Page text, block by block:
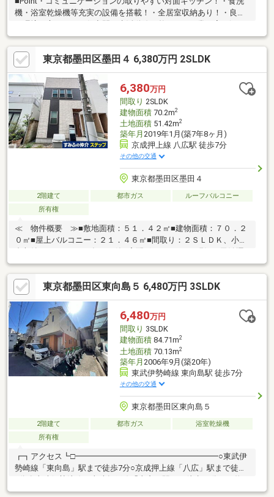
機・浴室乾燥機等充実の設備を搭載！・全居室収納あり！・良質
間取り。■Access東武亀戸線「東あずま」駅…徒歩5分総武線「亀
戸」駅…徒歩16分コンビニ・スーパー、保育園、公園が徒歩10分
圏内に揃っており、日常生活や子育てにも最適な環境です！現
地、周辺環境の確認等含めご見学は随時承っております。お気軽
にお問合せください！
東京都墨田区墨田４ 6,380万円 2SLDK
6,380万円
間取り 2SLDK
建物面積70.2m2
土地面積51.42m2
築年月 2019年1月(築7年8ヶ月)
京成押上線 八広駅 徒歩7分
その他の交通
東京都墨田区墨田４
2階建て 都市ガス
ルーフバルコニー
所有権
≪ 物件概要 ≫■敷地面積：５１．４２㎡■建物面積：７０．２
０㎡■屋上バルコニー：２１．４６㎡■間取り：２ＳＬＤＫ、小屋
営中。・７，７２５，５８５円／年 （２０２３年１月～２０２３
年１２月の年間実績）≪ 交通アクセス ≫～墨田アドレスに佇
む、２駅２路線利用可能な戸建～■京成電鉄押上線「八広」駅徒
歩７分■東武伊勢崎線「鐘ヶ淵」駅徒歩１１分
東京都墨田区東向島５ 6,480万円 3SLDK
6,480万円
間取り 3SLDK
建物面積84.71m2
土地面積70.13m2
築年月 2006年9月(築20年)
東武伊勢崎線 東向島駅 徒歩7分
その他の交通
東京都墨田区東向島５
2階建て 都市ガス
浴室乾燥機
所有権
┏┓アクセス┗□━━━━━━━━━━━━━━━━━━○東武伊
勢崎線「東向島」駅まで徒歩7分○京成押上線「八広」駅まで徒歩
件概要┗□━━━━━━━━━━━━━━━━━━○土地面積：